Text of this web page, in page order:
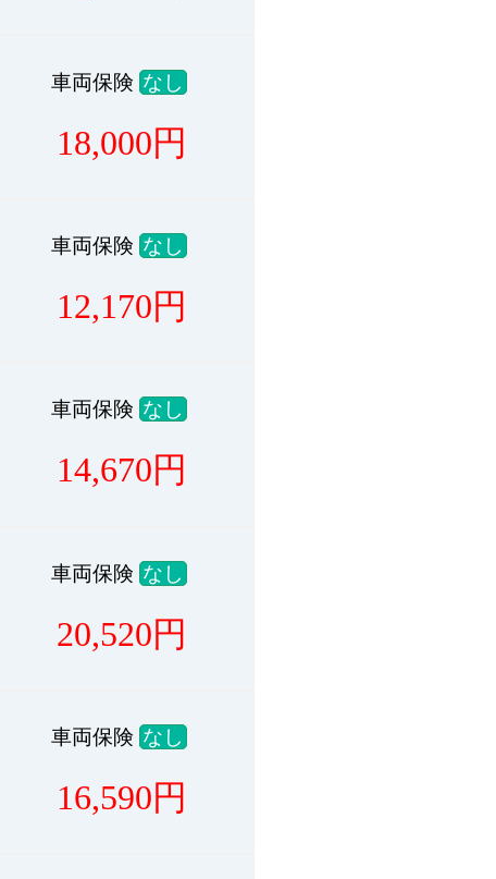
車両保険 なし
18,000円
車両保険 なし
12,170円
車両保険 なし
14,670円
車両保険 なし
20,520円
車両保険 なし
16,590円